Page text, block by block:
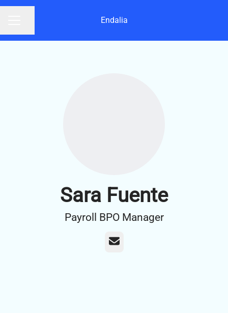
Endalia
Sara Fuente
Payroll BPO Manager
Correo electrónico